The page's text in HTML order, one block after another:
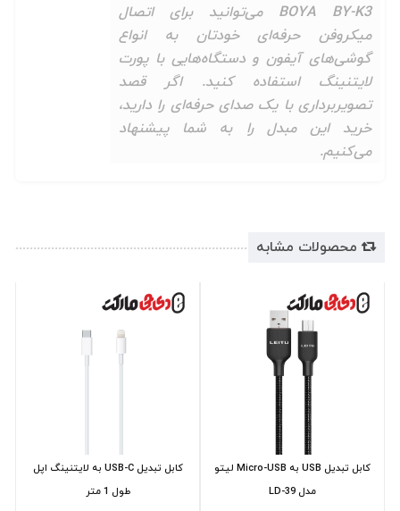
BOYA BY-K3 می‌توانید برای اتصال
میکروفن حرفه‌ای خودتان به انواع
گوشی‌های آیفون و دستگاه‌هایی با پورت
لایتنینگ استفاده کنید. اگر قصد
تصویربرداری با یک صدای حرفه‌ای را دارید،
خرید این مبدل را به شما پیشنهاد
می‌کنیم.
محصولات مشابه
کابل تبدیل USB-C به لایتنینگ اپل
طول 1 متر
کابل تبدیل USB به Micro-USB لیتو
مدل LD-39